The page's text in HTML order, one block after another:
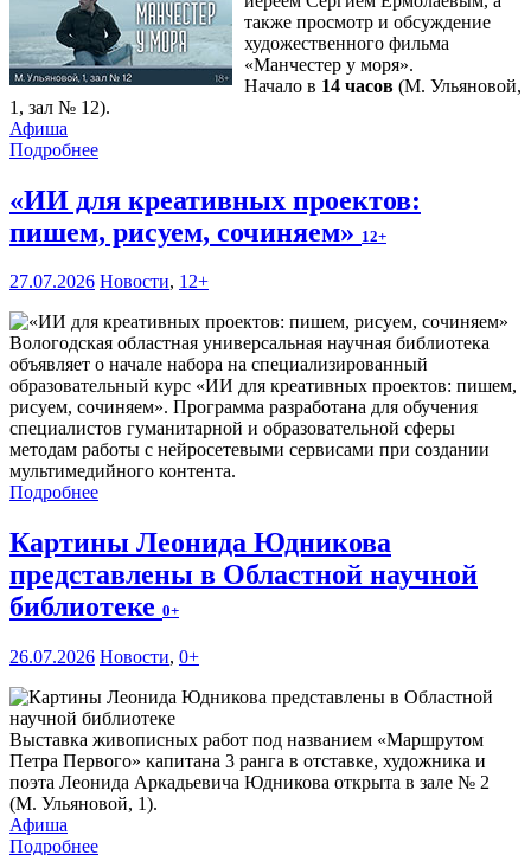
также просмотр и обсуждение
художественного фильма
«Манчестер у моря».
Начало в 14 часов (М. Ульяновой,
1, зал № 12).
Афиша
Подробнее
«ИИ для креативных проектов:
пишем, рисуем, сочиняем» 12+
27.07.2026 Новости, 12+
Вологодская областная универсальная научная библиотека
объявляет о начале набора на специализированный
образовательный курс «ИИ для креативных проектов: пишем,
рисуем, сочиняем». Программа разработана для обучения
специалистов гуманитарной и образовательной сферы
методам работы с нейросетевыми сервисами при создании
мультимедийного контента.
Подробнее
Картины Леонида Юдникова
представлены в Областной научной
библиотеке 0+
26.07.2026 Новости, 0+
Выставка живописных работ под названием «Маршрутом
Петра Первого» капитана 3 ранга в отставке, художника и
поэта Леонида Аркадьевича Юдникова открыта в зале № 2
(М. Ульяновой, 1).
Афиша
Подробнее